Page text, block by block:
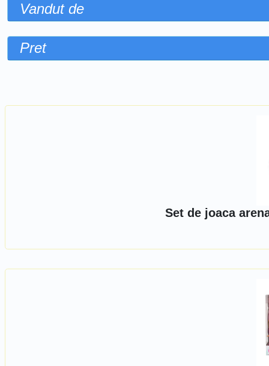
Vandut de
Pret
Set de joaca